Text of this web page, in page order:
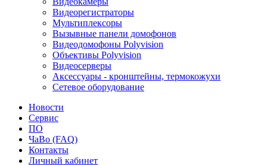
Видеорегистраторы
Мультиплексоры
Вызывные панели домофонов
Видеодомофоны Polyvision
Объективы Polyvision
Видеосерверы
Аксессуары - кронштейны, термокожухи
Сетевое оборудование
Новости
Сервис
ПО
ЧаВо (FAQ)
Контакты
Личный кабинет